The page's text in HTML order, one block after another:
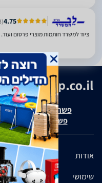
4.75
(223)
ציוד למשרד חותמות מוצרי פרסום
פשרה בת"צ אבנצ'יק נ' זאפ
פשרה בת"צ כהנים נ' זאפ
אודות
שימושי